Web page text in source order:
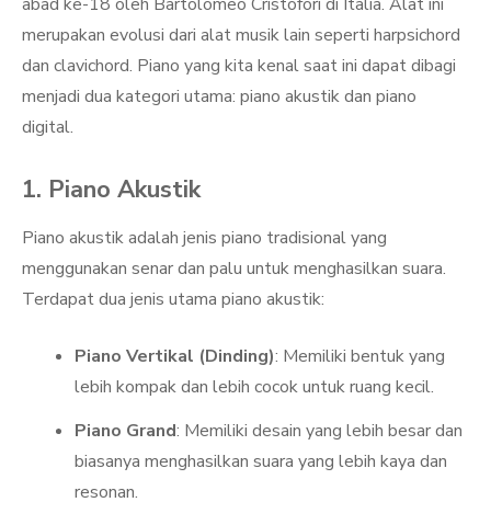
merupakan evolusi dari alat musik lain seperti harpsichord
dan clavichord. Piano yang kita kenal saat ini dapat dibagi
menjadi dua kategori utama: piano akustik dan piano
digital.
1. Piano Akustik
Piano akustik adalah jenis piano tradisional yang
menggunakan senar dan palu untuk menghasilkan suara.
Terdapat dua jenis utama piano akustik:
Piano Vertikal (Dinding): Memiliki bentuk yang
lebih kompak dan lebih cocok untuk ruang kecil.
Piano Grand: Memiliki desain yang lebih besar dan
biasanya menghasilkan suara yang lebih kaya dan
resonan.